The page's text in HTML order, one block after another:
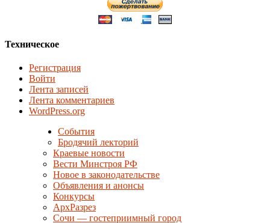
Техническое
Регистрация
Войти
Лента записей
Лента комментариев
WordPress.org
События
Бродячий лекторий
Краевые новости
Вести Минстроя РФ
Новое в законодательстве
Объявления и анонсы
Конкурсы
АрхРазрез
Сочи — гостеприимный город